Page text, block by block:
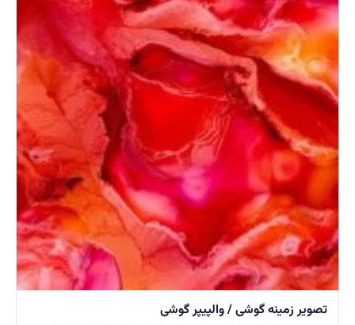
تصویر زمینه گوشی / والپیپر گوشی